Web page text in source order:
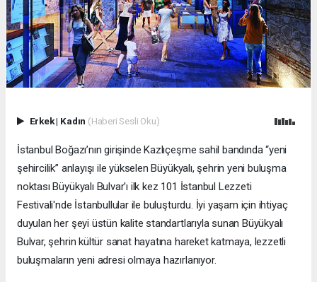
Erkek| Kadın (Haberi Sesli Oku)
İstanbul Boğazı’nın girişinde Kazlıçeşme sahil bandında “yeni
şehircilik” anlayışı ile yükselen Büyükyalı, şehrin yeni buluşma
noktası Büyükyalı Bulvar'ı ilk kez 101 İstanbul Lezzeti
Festivali'nde İstanbullular ile buluşturdu. İyi yaşam için ihtiyaç
duyulan her şeyi üstün kalite standartlarıyla sunan Büyükyalı
Bulvar, şehrin kültür sanat hayatına hareket katmaya, lezzetli
buluşmaların yeni adresi olmaya hazırlanıyor.